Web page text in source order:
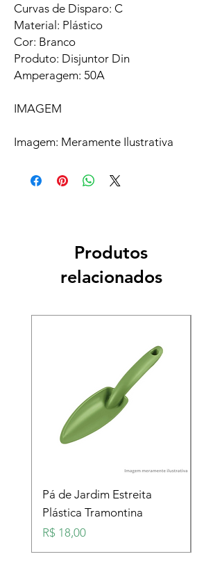
Curvas de Disparo: C
Material: Plástico
Cor: Branco
Produto: Disjuntor Din
Amperagem: 50A
IMAGEM
Imagem: Meramente Ilustrativa
Produtos
relacionados
Pá de Jardim Estreita
Plástica Tramontina
Preço
R$ 18,00